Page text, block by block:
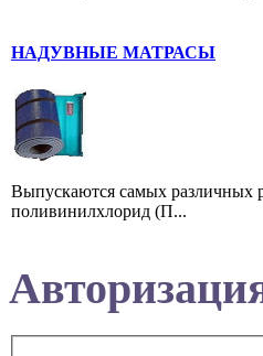
НАДУВНЫЕ МАТРАСЫ
Выпускаются самых различных
поливинилхлорид (П...